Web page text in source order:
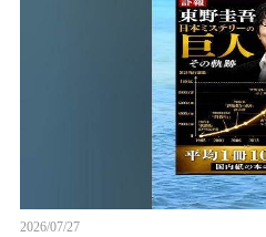
2026/07/27